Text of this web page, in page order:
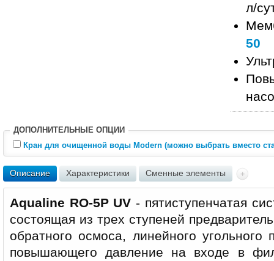
л/
50
ДОПОЛНИТЕЛЬНЫЕ ОПЦИИ
Кран для очищенной воды Modern (можно выбрать вместо
Описание Характеристики Сменные элементы
Aqualine RO-5P UV - пятиступенчатая
состоящая из трех ступеней
обратного осмоса, линейного угольного
повышающего давление на входе в